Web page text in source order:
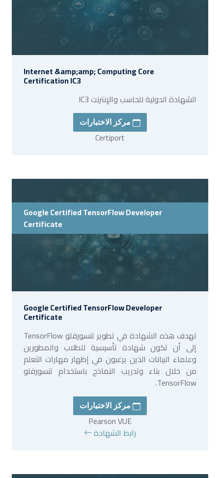
Internet &amp;amp; Computing Core
Certification IC3
الشهادة الدولية للحاسب والإنترنت IC3
مركز الاختبارات
Certiport
Google Certified TensorFlow Developer
Certificate
Google Certified TensorFlow Developer
Certificate
تهدف هذه الشهادة في تطوير تنسورفلو TensorFlow
إلى أن تكون شهادة تأسيسية للطلاب والمطورين
وعلماء البيانات الذين يرغبون في إظهار مهارات التعلم
من خلال بناء وتدريب النماذج باستخدام تنسورفلو
TensorFlow.
مركز الاختبارات
Pearson VUE
رابط الشهادة